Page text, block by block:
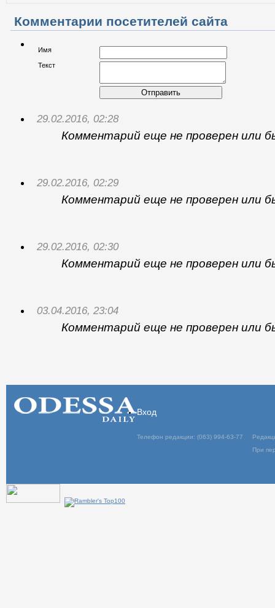
Комментарии посетителей сайта
Имя
Текст
Отправить
29.02.2016, 02:28
Комментарий еще не проверен или
29.02.2016, 02:29
Комментарий еще не проверен или
29.02.2016, 02:30
Комментарий еще не проверен или
03.04.2016, 23:04
Комментарий еще не проверен или
Вход
Телефон редакции: (063) 994-63-77
При